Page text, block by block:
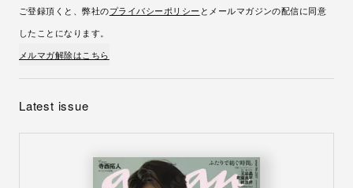
ご登録頂くと、弊社のプライバシーポリシー とメールマガジンの配信に同意
したことになります。
メルマガ解除はこちら
Latest issue